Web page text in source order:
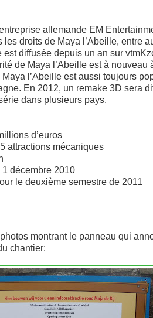
allemande EM
les droits de Maya l’Abeille, entre
est diffusée depuis un an sur
de Maya l’Abeille est à nouveau
l’Abeille est aussi toujours
En 2012, un remake 3D sera
dans plusieurs pays.
d’euros
attractions mécaniques
décembre 2010
le deuxième semestre de 2011
montrant le panneau qui
chantier: